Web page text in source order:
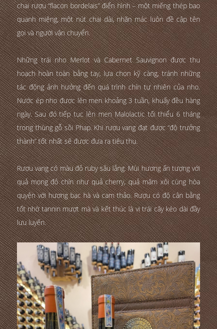
chai rượu “flacon bordelais” điển hình – một miếng thép bao
quanh miệng, một nút chai dài, nhãn mác luôn đề cập tên
gọi và người vận chuyển.
Những trái nho Merlot và Cabernet Sauvignon được thu
hoạch hoàn toàn bằng tay, lựa chọn kỹ càng, tránh những
tác động ảnh hưởng đến quá trình chín tự nhiên của nho.
Nước ép nho được lên men khoảng 3 tuần, khuấy đều hàng
ngày. Sau đó tiếp tục lên men Malolactic tối thiểu 6 tháng
trong thùng gỗ sồi Phap. Khi rượu vang đạt được “độ trưởng
thành” tốt nhất sẽ được đưa ra tiêu thụ.
Rượu vang có màu đỏ ruby sâu lắng. Mùi hương ấn tượng với
quả mọng đỏ chín như quả cherry, quả mâm xôi cùng hòa
quyện với hương bạc hà và cam thảo. Rượu có độ cân bằng
tốt nhờ tannin mượt mà và kết thúc là vị trái cây kéo dài đầy
lưu luyến.